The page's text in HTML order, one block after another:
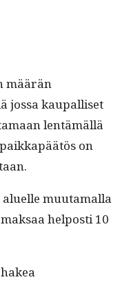
määrän
jos­sa kau­pal­liset
lentämäl­lä
on
muu­ta­mal­la
hel­posti 10